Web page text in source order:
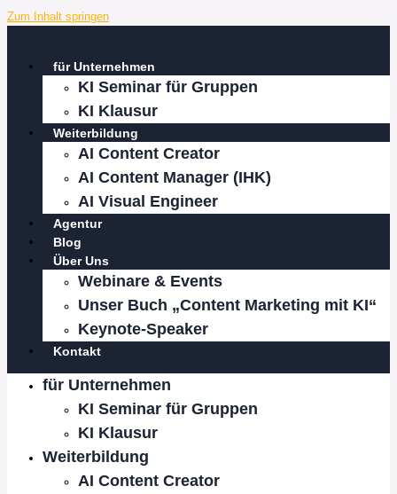
Zum Inhalt springen
für Unternehmen
KI Seminar für Gruppen
KI Klausur
Weiterbildung
AI Content Creator
AI Content Manager (IHK)
AI Visual Engineer
Agentur
Blog
Über Uns
Webinare & Events
Unser Buch „Content Marketing mit KI“
Keynote-Speaker
Kontakt
für Unternehmen
KI Seminar für Gruppen
KI Klausur
Weiterbildung
AI Content Creator